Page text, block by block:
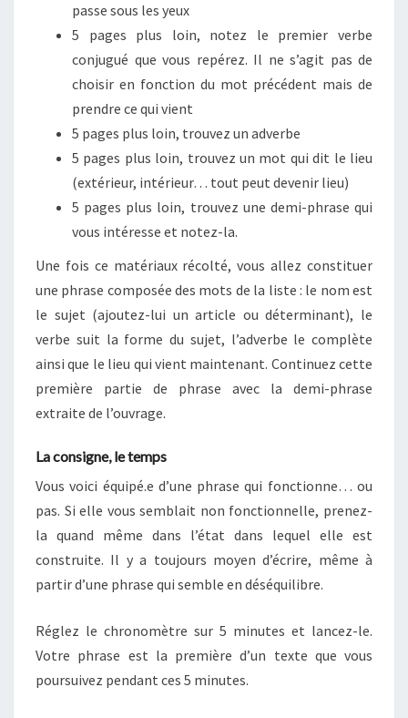
passe sous les yeux
5 pages plus loin, notez le premier verbe
conjugué que vous repérez. Il ne s’agit pas de
choisir en fonction du mot précédent mais de
prendre ce qui vient
5 pages plus loin, trouvez un adverbe
5 pages plus loin, trouvez un mot qui dit le lieu
(extérieur, intérieur… tout peut devenir lieu)
5 pages plus loin, trouvez une demi-phrase qui
vous intéresse et notez-la.
Une fois ce matériaux récolté, vous allez constituer
une phrase composée des mots de la liste : le nom est
le sujet (ajoutez-lui un article ou déterminant), le
verbe suit la forme du sujet, l’adverbe le complète
ainsi que le lieu qui vient maintenant. Continuez cette
première partie de phrase avec la demi-phrase
extraite de l’ouvrage.
La consigne, le temps
Vous voici équipé.e d’une phrase qui fonctionne… ou
pas. Si elle vous semblait non fonctionnelle, prenez-
la quand même dans l’état dans lequel elle est
construite. Il y a toujours moyen d’écrire, même à
partir d’une phrase qui semble en déséquilibre.
Réglez le chronomètre sur 5 minutes et lancez-le.
Votre phrase est la première d’un texte que vous
poursuivez pendant ces 5 minutes.